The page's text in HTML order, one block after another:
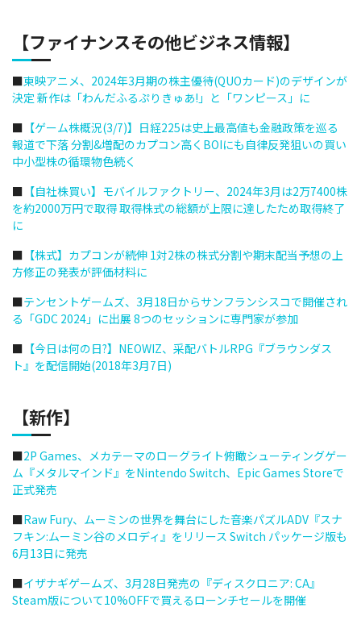
【ファイナンスその他ビジネス情報】
■東映アニメ、2024年3月期の株主優待(QUOカード)のデザインが
決定 新作は「わんだふるぷりきゅあ!」と「ワンピース」に
■ 【ゲーム株概況(3/7)】日経225は史上最高値も金融政策を巡る
報道で下落 分割&増配のカプコン高くBOIにも自律反発狙いの買い
中小型株の循環物色続く
■ 【自社株買い】モバイルファクトリー、2024年3月は2万7400株
を約2000万円で取得 取得株式の総額が上限に達したため取得終了
に
■ 【株式】カプコンが続伸 1対2株の株式分割や期末配当予想の上
方修正の発表が評価材料に
■テンセントゲームズ、3月18日からサンフランシスコで開催され
る「GDC 2024」に出展 8つのセッションに専門家が参加
■ 【今日は何の日?】NEOWIZ、采配バトルRPG『ブラウンダス
ト』を配信開始(2018年3月7日)
【新作】
■2P Games、メカテーマのローグライト俯瞰シューティングゲー
ム『メタルマインド』をNintendo Switch、Epic Games Storeで
正式発売
■Raw Fury、ムーミンの世界を舞台にした音楽パズルADV『スナ
フキン:ムーミン谷のメロディ』をリリース Switch パッケージ版も
6月13日に発売
■イザナギゲームズ、3月28日発売の『ディスクロニア: CA』
Steam版について10%OFFで買えるローンチセールを開催